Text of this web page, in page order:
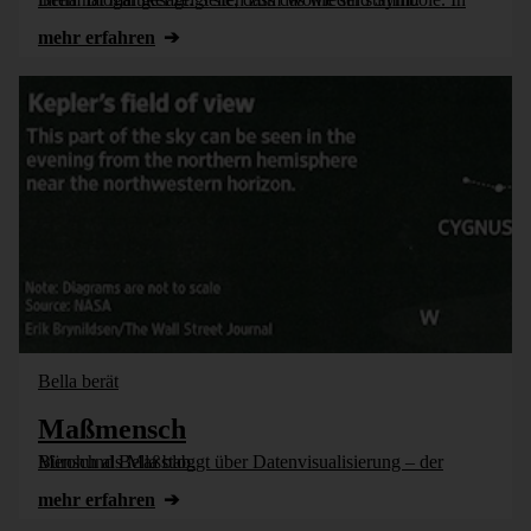
mehr erfahren
Bella berät
Maßmensch
Bürohund Bella bloggt über Datenvisualisierung – der Mensch als Maßstab.
mehr erfahren